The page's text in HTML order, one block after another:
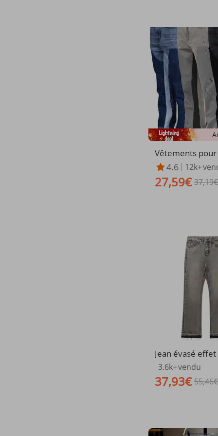
Vêtements
24 salopettes
nte chaude
e denim
4.6 12k+
27,59€ 37,19€
Jean évasé
homme – Denim
ris vintage avec
oché, bas pattes
3.6k+vendu
37,93€ 55,46€